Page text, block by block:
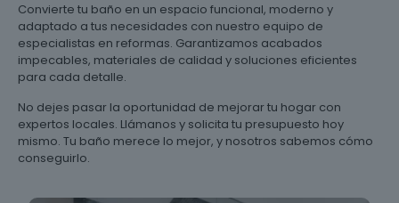
Convierte tu baño en un espacio funcional, moderno y
adaptado a tus necesidades con nuestro equipo de
especialistas en reformas. Garantizamos acabados
impecables, materiales de calidad y soluciones eficientes
para cada detalle.
No dejes pasar la oportunidad de mejorar tu hogar con
expertos locales. Llámanos y solicita tu presupuesto hoy
mismo. Tu baño merece lo mejor, y nosotros sabemos cómo
conseguirlo.